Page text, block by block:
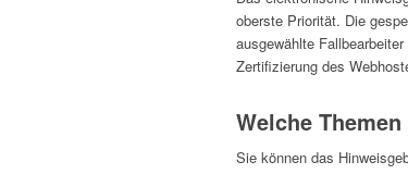
oberste Priorität. Die
ausgewählte
Zertifizierung des
Welche
Sie können das